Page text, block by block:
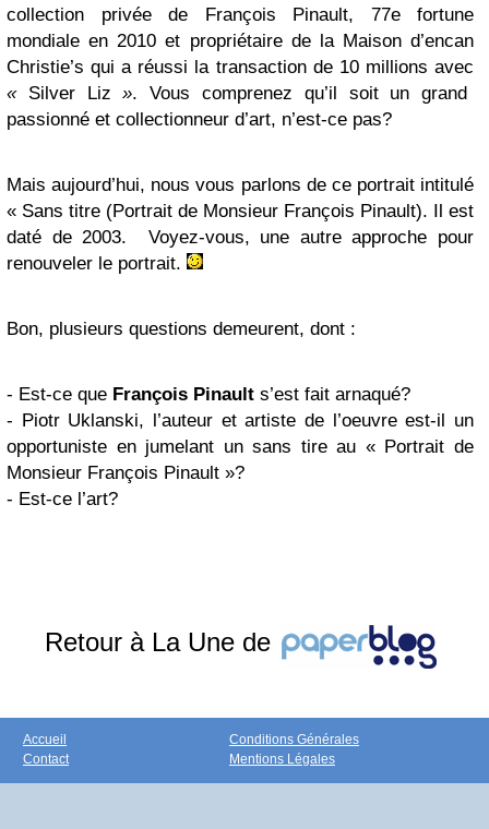
collection privée de François Pinault, 77e fortune
mondiale en 2010 et propriétaire de la Maison d’encan
Christie’s qui a réussi la transaction de 10 millions avec
« Silver Liz ». Vous comprenez qu’il soit un grand
passionné et collectionneur d’art, n’est-ce pas?
Mais aujourd’hui, nous vous parlons de ce portrait intitulé
« Sans titre (Portrait de Monsieur François Pinault). Il est
daté de 2003. Voyez-vous, une autre approche pour
renouveler le portrait.
Bon, plusieurs questions demeurent, dont :
- Est-ce que François Pinault s’est fait arnaqué?
- Piotr Uklanski, l’auteur et artiste de l’oeuvre est-il un
opportuniste en jumelant un sans tire au « Portrait de
Monsieur François Pinault »?
- Est-ce l’art?
Retour à La Une de
Accueil
Contact
Conditions Générales
Mentions Légales